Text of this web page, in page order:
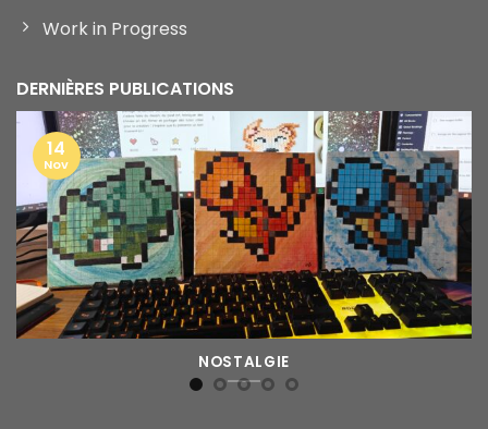
Work in Progress
DERNIÈRES PUBLICATIONS
NOSTALGIE
14
Nov